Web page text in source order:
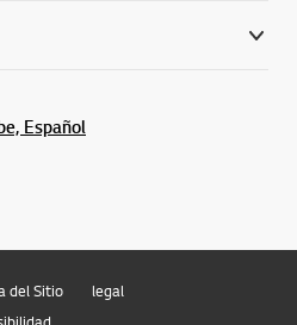
Español
del Sitio
legal